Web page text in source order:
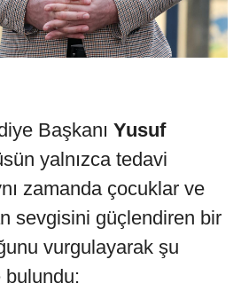
Başkanı Yusuf
yalnızca tedavi
zamanda çocuklar ve
sevgisini güçlendiren bir
vurgulayarak şu
bulundu: